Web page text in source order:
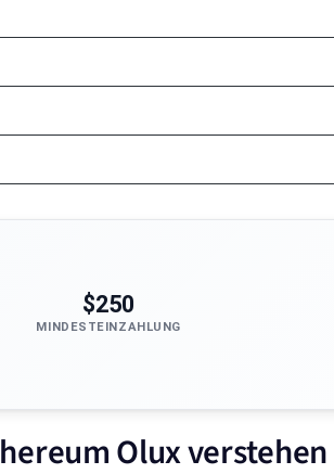
$250
MINDESTEINZAHLUNG
Olux verstehen